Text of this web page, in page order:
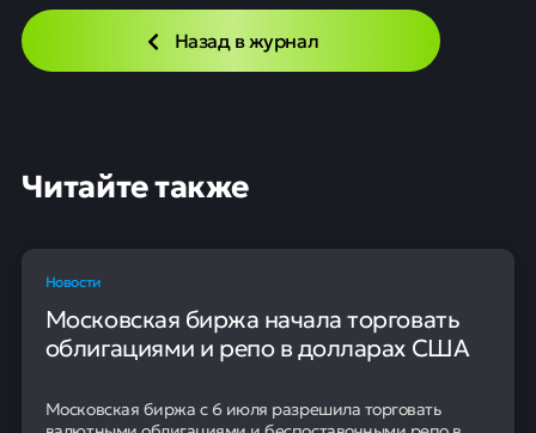
Детали договоренностей
заключили соглашение о взаимопомощи в
обеспечении поставок энергоресурсов. Решение
направлено на смягчение рисков, связанных с
возможными перебоями в их снабжении на фоне